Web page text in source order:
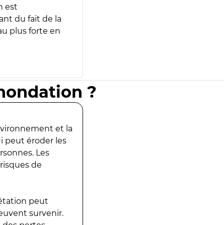
est
du fait de la
plus forte en
?
et la
peut éroder les
Les
de
peut
survenir.